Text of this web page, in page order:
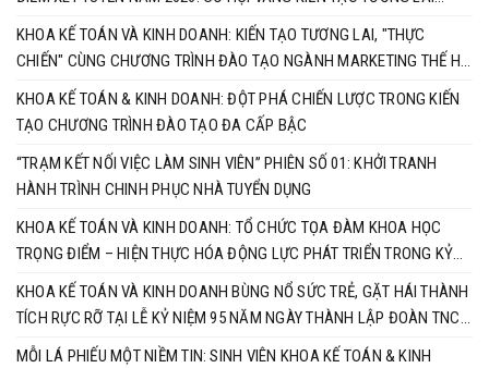
CÙNG KHOA KẾ TOÁN & KINH DOANH
KHOA KẾ TOÁN VÀ KINH DOANH: KIẾN TẠO TƯƠNG LAI, "THỰC
CHIẾN" CÙNG CHƯƠNG TRÌNH ĐÀO TẠO NGÀNH MARKETING THẾ HỆ
KHOA KẾ TOÁN & KINH DOANH: ĐỘT PHÁ CHIẾN LƯỢC TRONG KIẾN
TẠO CHƯƠNG TRÌNH ĐÀO TẠO ĐA CẤP BẬC
“TRẠM KẾT NỐI VIỆC LÀM SINH VIÊN” PHIÊN SỐ 01: KHỞI TRANH
HÀNH TRÌNH CHINH PHỤC NHÀ TUYỂN DỤNG
KHOA KẾ TOÁN VÀ KINH DOANH: TỔ CHỨC TỌA ĐÀM KHOA HỌC
TRỌNG ĐIỂM – HIỆN THỰC HÓA ĐỘNG LỰC PHÁT TRIỂN TRONG KỶ
NGUYÊN MỚI
KHOA KẾ TOÁN VÀ KINH DOANH BÙNG NỔ SỨC TRẺ, GẶT HÁI THÀNH
TÍCH RỰC RỠ TẠI LỄ KỶ NIỆM 95 NĂM NGÀY THÀNH LẬP ĐOÀN TNCS
HỒ CHÍ MINH
MỖI LÁ PHIẾU MỘT NIỀM TIN: SINH VIÊN KHOA KẾ TOÁN & KINH